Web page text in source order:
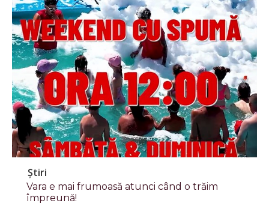
Știri
Vara e mai frumoasă atunci când o trăim
împreună!